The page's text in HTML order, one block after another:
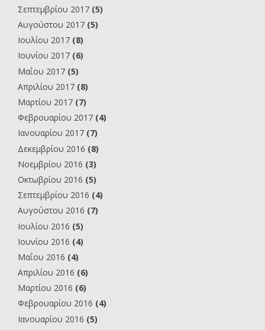
Σεπτεμβρίου 2017 (5)
Αυγούστου 2017 (5)
Ιουλίου 2017 (8)
Ιουνίου 2017 (6)
Μαΐου 2017 (5)
Απριλίου 2017 (8)
Μαρτίου 2017 (7)
Φεβρουαρίου 2017 (4)
Ιανουαρίου 2017 (7)
Δεκεμβρίου 2016 (8)
Νοεμβρίου 2016 (3)
Οκτωβρίου 2016 (5)
Σεπτεμβρίου 2016 (4)
Αυγούστου 2016 (7)
Ιουλίου 2016 (5)
Ιουνίου 2016 (4)
Μαΐου 2016 (4)
Απριλίου 2016 (6)
Μαρτίου 2016 (6)
Φεβρουαρίου 2016 (4)
Ιανουαρίου 2016 (5)